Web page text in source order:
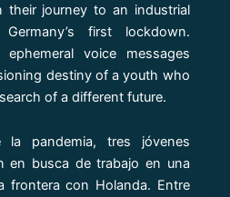
their journey to an industrial
first lockdown.
voice messages
destiny of a youth who
of a different future.
pandemia, tres jóvenes
en busca de trabajo en una
frontera con Holanda. Entre